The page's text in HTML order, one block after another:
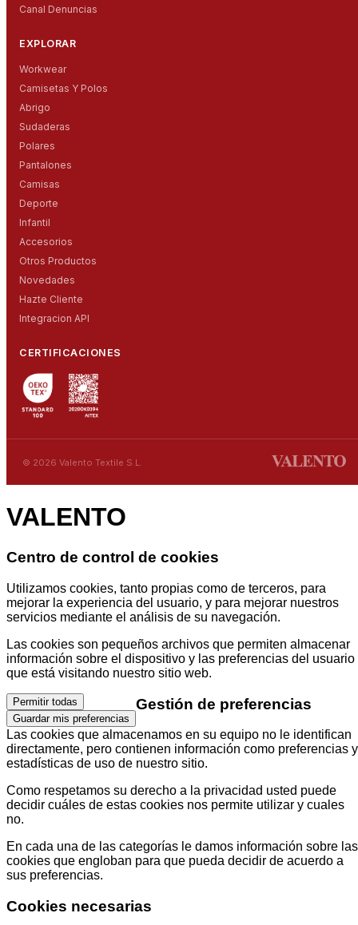
Canal Denuncias
EXPLORAR
Workwear
Camisetas Y Polos
Abrigo
Sudaderas
Polares
Pantalones
Camisas
Deporte
Infantil
Accesorios
Otros Productos
Novedades
Hazte Cliente
Integracion API
CERTIFICACIONES
© 2026 Valento Textile S.L.
VALENTO
Centro de control de cookies
Utilizamos cookies, tanto propias como de terceros, para
mejorar la experiencia del usuario, y para mejorar nuestros
servicios mediante el análisis de su navegación.
Las cookies son pequeños archivos que permiten almacenar
información sobre el dispositivo y las preferencias del usuario
que está visitando nuestro sitio web.
Permitir todas
Guardar mis preferencias
Gestión de preferencias
Las cookies que almacenamos en su equipo no le identifican
directamente, pero contienen información como preferencias y
estadísticas de uso de nuestro sitio.
Como respetamos su derecho a la privacidad usted puede
decidir cuáles de estas cookies nos permite utilizar y cuales
no.
En cada una de las categorías le damos información sobre las
cookies que engloban para que pueda decidir de acuerdo a
sus preferencias.
Cookies necesarias